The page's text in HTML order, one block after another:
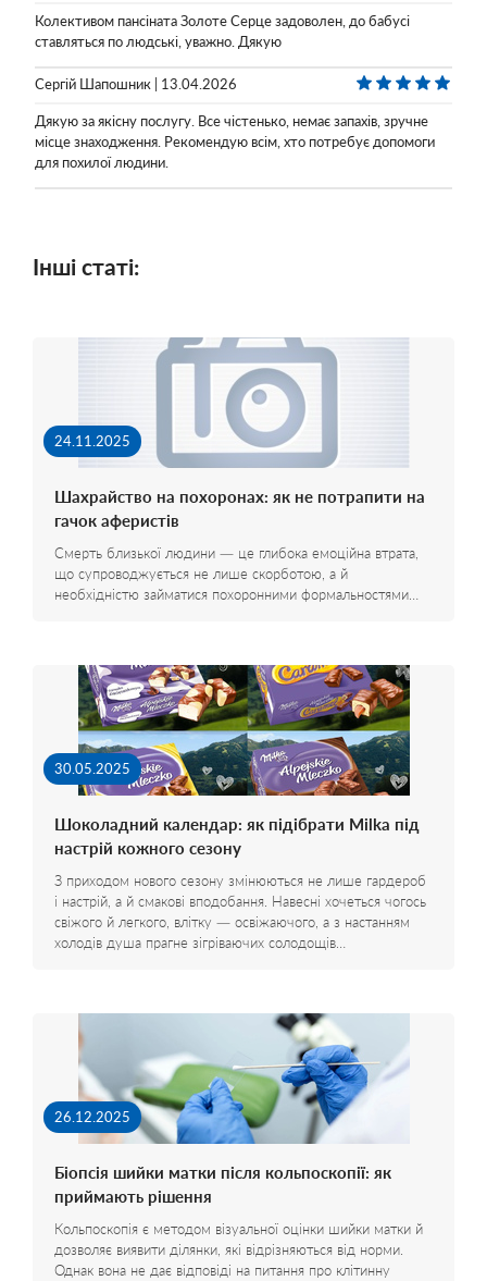
Колективом пансіната Золоте Серце задоволен, до бабусі
ставляться по людські, уважно. Дякую
Сергій Шапошник | 13.04.2026
Дякую за якісну послугу. Все чістенько, немає запахів, зручне
місце знаходження. Рекомендую всім, хто потребує допомоги
для похилої людини.
Інші статі:
24.11.2025
Шахрайство на похоронах: як не потрапити на
гачок аферистів
Смерть близької людини — це глибока емоційна втрата,
що супроводжується не лише скорботою, а й
необхідністю займатися похоронними формальностями…
30.05.2025
Шоколадний календар: як підібрати Milka під
настрій кожного сезону
З приходом нового сезону змінюються не лише гардероб
і настрій, а й смакові вподобання. Навесні хочеться чогось
свіжого й легкого, влітку — освіжаючого, а з настанням
холодів душа прагне зігріваючих солодощів…
26.12.2025
Біопсія шийки матки після кольпоскопії: як
приймають рішення
Кольпоскопія є методом візуальної оцінки шийки матки й
дозволяє виявити ділянки, які відрізняються від норми.
Однак вона не дає відповіді на питання про клітинну